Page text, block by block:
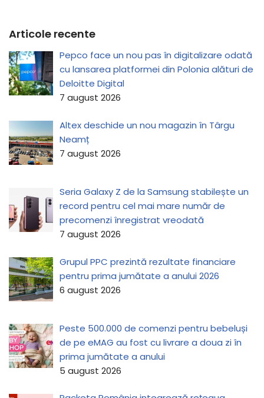
Articole recente
Pepco face un nou pas în digitalizare odată
cu lansarea platformei din Polonia alături de
Deloitte Digital
7 august 2026
Altex deschide un nou magazin în Târgu
Neamț
7 august 2026
Seria Galaxy Z de la Samsung stabilește un
record pentru cel mai mare număr de
precomenzi înregistrat vreodată
7 august 2026
Grupul PPC prezintă rezultate financiare
pentru prima jumătate a anului 2026
6 august 2026
Peste 500.000 de comenzi pentru bebeluși
de pe eMAG au fost cu livrare a doua zi în
prima jumătate a anului
5 august 2026